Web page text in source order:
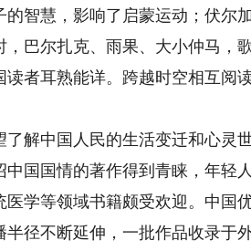
智慧，影响了启蒙运动；伏尔
，巴尔扎克、雨果、大小仲马，
读者耳熟能详。跨越时空相互阅
中国人民的生活变迁和心灵
中国国情的著作得到青睐，年轻
学等领域书籍颇受欢迎。中国
半径不断延伸，一批作品收录